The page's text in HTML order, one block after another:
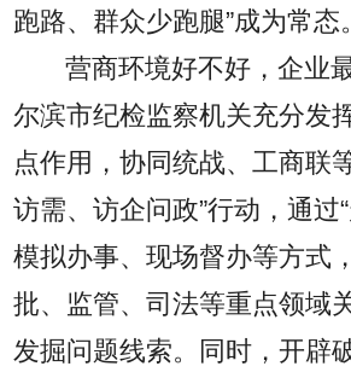
跑路、群众少跑腿”成为常态
营商环境好不好，企业
尔滨市纪检监察机关充分发
点作用，协同统战、工商联
访需、访企问政”行动，通过“
模拟办事、现场督办等方式
批、监管、司法等重点领域
发掘问题线索。同时，开辟